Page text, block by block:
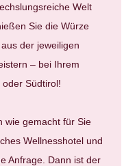
Welt
Sie die Würze
aus der jeweiligen
– bei Ihrem
Südtirol!
wie gemacht für Sie
Wellnesshotel und
Anfrage. Dann ist der